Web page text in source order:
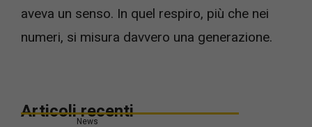
aveva un senso. In quel respiro, più che nei
numeri, si misura davvero una generazione.
Articoli recenti
News